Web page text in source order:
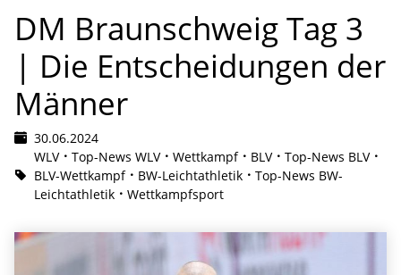
DM Braunschweig Tag 3
| Die Entscheidungen der
Männer
30.06.2024
WLV
Top-News WLV Wettkampf BLV
Top-News BLV
BLV-Wettkampf
BW-Leichtathletik
Top-News BW-
Leichtathletik
Wettkampfsport